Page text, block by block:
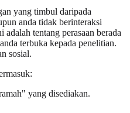
yang timbul daripada
anda tidak berinteraksi
adalah tentang perasaan berada
terbuka kepada penelitian.
sosial.
yang disediakan.